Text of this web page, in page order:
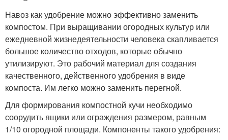
Навоз как удобрение можно эффективно заменить
компостом. При выращивании огородных культур или
ежедневной жизнедеятельности человека скапливается
большое количество отходов, которые обычно
утилизируют. Это рабочий материал для создания
качественного, действенного удобрения в виде
компоста. Им легко можно заменить перегной.
Для формирования компостной кучи необходимо
соорудить ящики или ограждения размером, равным
1/10 огородной площади. Компоненты такого удобрения: